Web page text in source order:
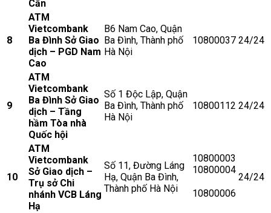
Cấn
8
ATM
Vietcombank
Ba Đình Sở Giao
dịch – PGD Nam
Cao
B6 Nam Cao, Quận
Ba Đình, Thành phố
Hà Nội
10800037 24/24
9
ATM
Vietcombank
Ba Đình Sở Giao
dịch – Tầng
hầm Tòa nhà
Quốc hội
Số 1 Độc Lập, Quận
Ba Đình, Thành phố
Hà Nội
10800112 24/24
10
ATM
Vietcombank
Sở Giao dịch –
Trụ sở Chi
nhánh VCB Láng
Hạ
Số 11, Đường Láng
Hạ, Quận Ba Đình,
Thành phố Hà Nội
10800003
10800004
10800006
24/24